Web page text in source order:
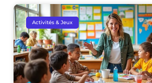
Activités & Jeux